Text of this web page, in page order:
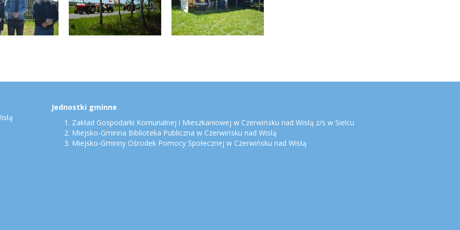
Jednostki gminne
Zakład Gospodarki Komunalnej i Mieszkaniowej w Czerwińsku nad Wisłą z/s w Sielcu
Miejsko-Gminna Biblioteka Publiczna w Czerwińsku nad Wisłą
Miejsko-Gminny Ośrodek Pomocy Społecznej w Czerwińsku nad Wisłą